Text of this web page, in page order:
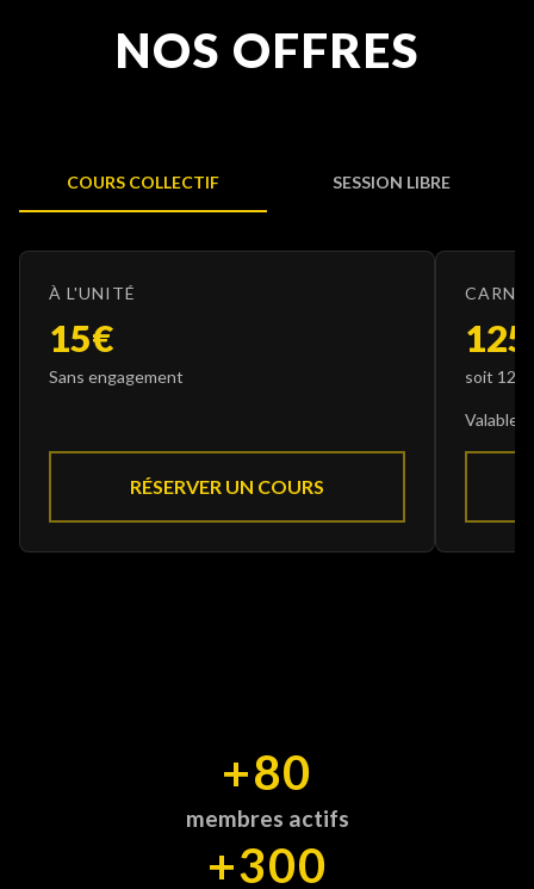
NOS OFFRES
COURS COLLECTIF SESSION LIBRE
À L'UNITÉ
15€
Sans engagement
RÉSERVER UN COURS
125
soit
Valable
+80
membres actifs
+300